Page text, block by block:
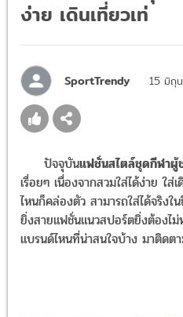
ง่าย เดินเที่ยวเท่
SportTrendy 15 มิถุ
ปัจจุบันแฟชั่นสไตล์ชุดกีฬาผู้
เรื่อยๆ เนื่องจากสวมใส่ได้ง่าย ใส่
ไหนก็คล่องตัว สามารถใส่ได้จริง
ยิ่งสายแฟชั่นแนวสปอร์ตยิ่งต้องไ
แบรนด์ไหนที่น่าสนใจบ้าง มาติดต